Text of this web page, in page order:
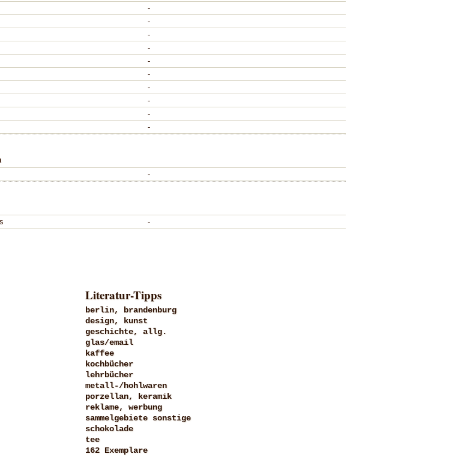
-
-
-
-
-
-
-
-
-
-
-
-
Literatur-Tipps
berlin, brandenburg
design, kunst
geschichte, allg.
glas/email
kaffee
kochbücher
lehrbücher
metall-/hohlwaren
porzellan, keramik
reklame, werbung
sammelgebiete sonstige
schokolade
tee
162 Exemplare